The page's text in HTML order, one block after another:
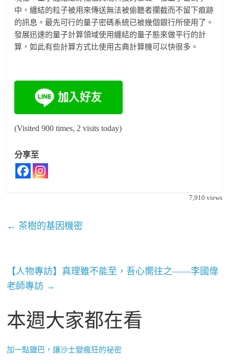
中，纏結的粒子被用來傳送無法被偷聽者攔截而不留下痕跡
的訊息。最先可行的量子密碼系統已被幾個銀行所使用了。
發展迅速的量子計算領域使用纏結的量子態來做平行的計
算，如此有些計算方式比使用古典計算機可以快很多。
(Visited 900 times, 2 visits today)
分享至
7,910 views
← 茶樹的基因機密
【人物專訪】真理雖不能至，吾心嚮往之——李國偉
老師專訪 →
本週大家都在看
加一點鹽巴，讓沙士變瘋狂的祕密